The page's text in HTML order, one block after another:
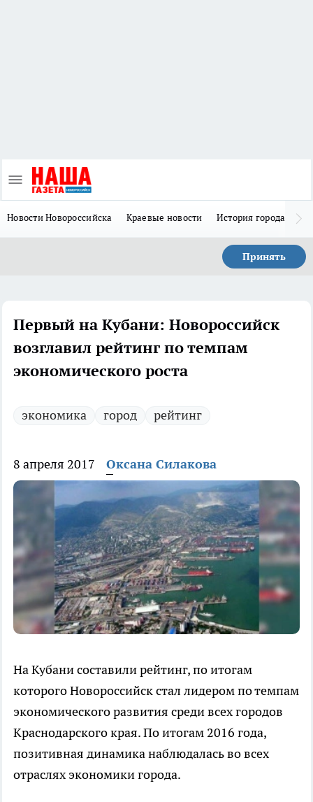
Новости Новороссийска Краевые новости История города Н
Принять
Первый на Кубани: Новороссийск
возглавил рейтинг по темпам
экономического роста
экономика город рейтинг
8 апреля 2017 Оксана Силакова
На Кубани составили рейтинг, по итогам
которого Новороссийск стал лидером по темпам
экономического развития среди всех городов
Краснодарского края. По итогам 2016 года,
позитивная динамика наблюдалась во всех
отраслях экономики города.